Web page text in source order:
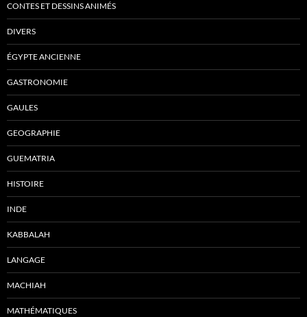
CONTES ET DESSINS ANIMÉS
DIVERS
ÉGYPTE ANCIENNE
GASTRONOMIE
GAULES
GEOGRAPHIE
GUEMATRIA
HISTOIRE
INDE
KABBALAH
LANGAGE
MACHIAH
MATHÉMATIQUES